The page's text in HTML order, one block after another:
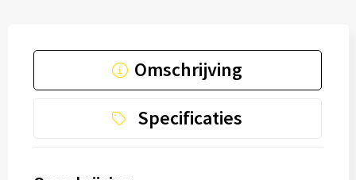
Omschrijving
Specificaties